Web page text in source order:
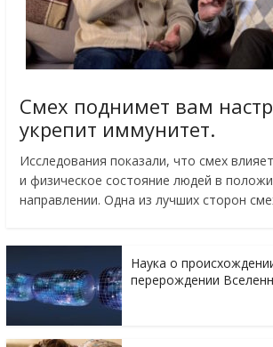
Смех поднимет вам
укрепит иммунитет.
Исследования показали, что смех
и физическое состояние людей в
направлении. Одна из лучших сторон
Наука о
перерождении